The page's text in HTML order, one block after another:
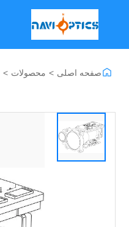
صفحه اصلی > محصولات >